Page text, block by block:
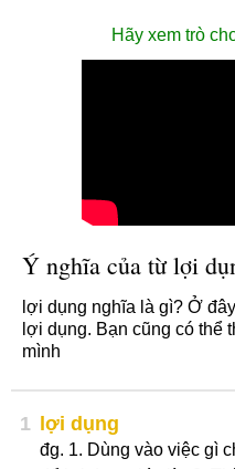
Hãy xem trò
Ý nghĩa của từ lợi
lợi dụng nghĩa là gì? Ở
lợi dụng. Bạn cũng có thể
mình
1 lợi dụng
đg. 1. Dùng vào việc gì